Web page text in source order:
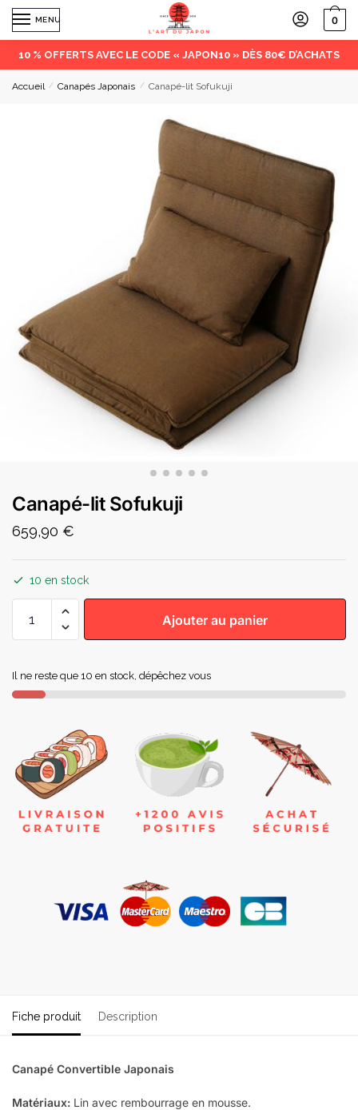
MENU 0
10 % OFFERTS AVEC LE CODE « JAPON10 » DÈS 80€ D’ACHATS
Accueil / Canapés Japonais / Canapé-lit Sofukuji
Canapé-lit Sofukuji
659,90 €
10 en stock
Ajouter au panier
Il ne reste que 10 en stock, dépêchez vous
Fiche produit Description
Canapé Convertible Japonais
Matériaux: Lin avec rembourrage en mousse.